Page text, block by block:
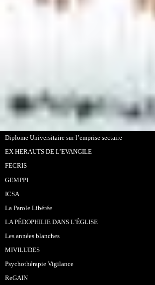
Diplome Universitaire sur l’emprise sectaire
EX HERAUTS DE L’EVANGILE
FECRIS
GEMPPI
ICSA
La Parole Libérée
LA PÉDOPHILIE DANS L’ÉGLISE
Les années blanches
MIVILUDES
Psychothérapie Vigilance
ReGAIN